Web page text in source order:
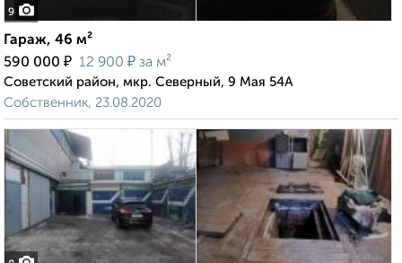
9
Гараж, 46 м²
590 000 ₽ 12 900 ₽ за м²
Советский район, мкр. Северный, 9 Мая 54А
Собственник, 23.08.2020